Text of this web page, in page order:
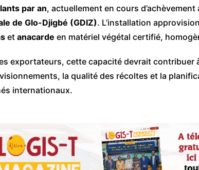
São Tomé et Príncipe
Seychelles
Soudan
Zimbabwe
par an, actuellement en cours d’achèvement
de Glo-Djigbé (GDIZ). L’installation
et anacarde en matériel végétal certifié,
exportateurs, cette capacité devrait contribuer
la qualité des récoltes et la
internationaux.